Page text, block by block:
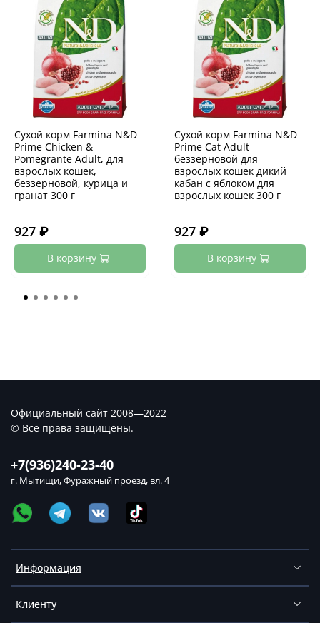
Сухой корм Farmina N&D
Prime Chicken &
Pomegrante Adult, для
взрослых кошек,
беззерновой, курица и
гранат 300 г
927 ₽
В корзину
Сухой корм Farmina N&D
Prime Cat Adult
беззерновой для
взрослых кошек дикий
кабан с яблоком для
взрослых кошек 300 г
927 ₽
В корзину
Информация
Клиенту
+7(936)240-23-40
г. Мытищи, Фуражный проезд, вл. 4
Официальный сайт 2008—2022
© Все права защищены.